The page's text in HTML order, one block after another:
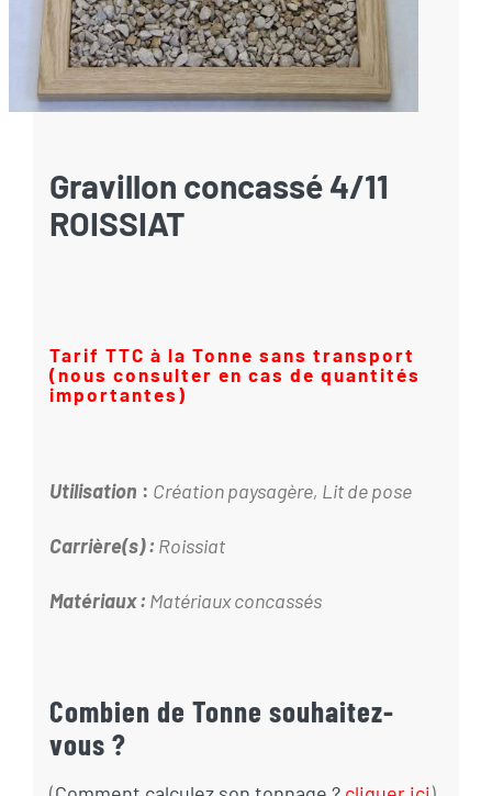
Gravillon concassé 4/11
ROISSIAT
Tarif TTC à la Tonne sans transport
(nous consulter en cas de quantités
importantes)
Utilisation : Création paysagère, Lit de pose
Carrière(s) : Roissiat
Matériaux : Matériaux concassés
Combien de Tonne souhaitez-
vous ?